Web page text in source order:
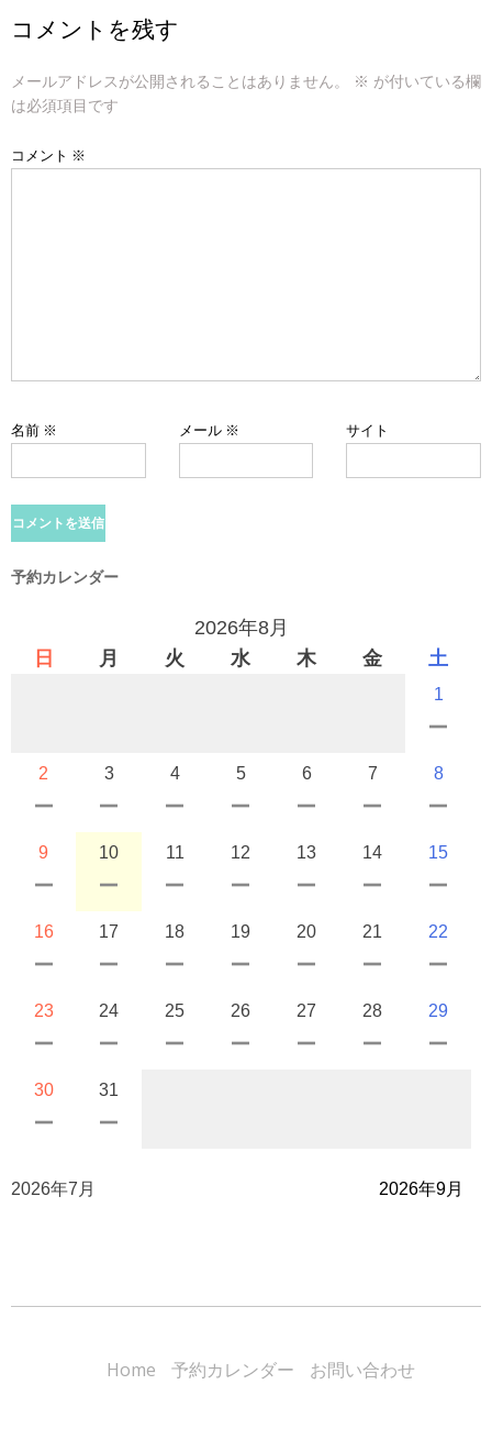
ビ
ゲ
ー
シ
コメントを残す
メールアドレスが公開されることはありません。 ※ が付いている欄
は必須項目です
コメント ※
名前 ※ メール ※ サイト
予約カレンダー
2026年8月
日
月 火 水 木 金 土
1
2 3 4 5 6 7 8
9 10 11 12 13 14 15
16 17 18 19 20 21 22
23 24 25 26 27 28 29
30 31
2026年7月 2026年9月
Home 予約カレンダー お問い合わせ